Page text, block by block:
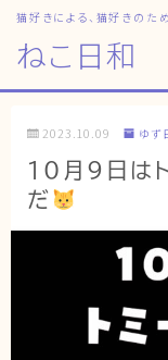
ねこ日和
猫好きによる、猫好きのた
MENU
ねこ日和
どっちがいい？
猫暮らしの平均
猫のなぜ？
2023.10.09 ゆず
10月9日は
だ